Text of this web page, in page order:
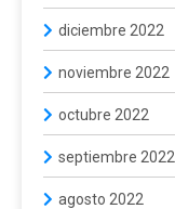
diciembre 2022
noviembre 2022
octubre 2022
septiembre 2022
agosto 2022